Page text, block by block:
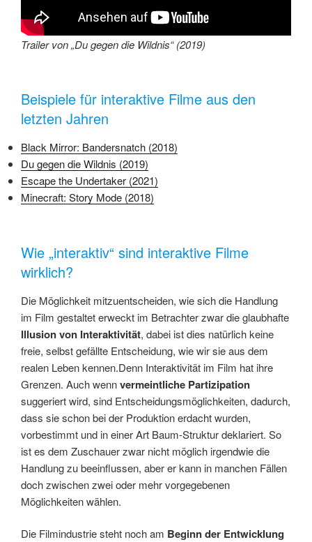
Trailer von „Du gegen die Wildnis“ (2019)
Beispiele für interaktive Filme aus den
letzten Jahren
Black Mirror: Bandersnatch (2018)
Du gegen die Wildnis (2019)
Escape the Undertaker (2021)
Minecraft: Story Mode (2018)
Wie „interaktiv“ sind interaktive Filme
wirklich?
Die Möglichkeit mitzuentscheiden, wie sich die Handlung
im Film gestaltet erweckt im Betrachter zwar die glaubhafte
Illusion von Interaktivität, dabei ist dies natürlich keine
freie, selbst gefällte Entscheidung, wie wir sie aus dem
realen Leben kennen.Denn Interaktivität im Film hat ihre
Grenzen. Auch wennvermeintliche Partizipation
suggeriert wird, sind Entscheidungsmöglichkeiten, dadurch,
dass sie schon bei der Produktion erdacht wurden,
vorbestimmt und in einer Art Baum-Struktur deklariert. So
ist es dem Zuschauer zwar nicht möglich irgendwie die
Handlung zu beeinflussen, aber er kann in manchen Fällen
doch zwischen zwei oder mehr vorgegebenen
Möglichkeiten wählen.
Die Filmindustrie steht noch am Beginn der Entwicklung